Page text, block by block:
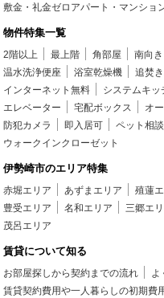
敷金・礼金ゼロアパート・マンショ
物件特集一覧
2階以上 最上階 角部屋 南向き
温水洗浄便座
浴室乾燥機 追焚
インターネット無料
システムキッ
エレベーター
宅配ボックス オ
防犯カメラ
即入居可 ペット相
ウォークインクローゼット
伊勢崎市のエリア特集
赤堀エリア あずまエリア 殖蓮
豊受エリア
名和エリア 三郷エ
茂呂エリア
賃貸について知る
お部屋探しから契約までの流れ よ
賃貸契約費用や一人暮らしの初期費